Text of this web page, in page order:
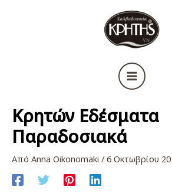
Κρητών Εδέσματα
Παραδοσιακά
Από Anna Oikonomaki / 6 Οκτωβρίου